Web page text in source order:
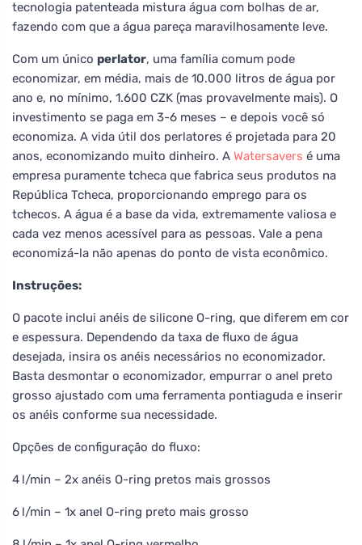
tecnologia patenteada mistura água com bolhas de ar,
fazendo com que a água pareça maravilhosamente leve.
Com um único perlator, uma família comum pode
economizar, em média, mais de 10.000 litros de água por
ano e, no mínimo, 1.600 CZK (mas provavelmente mais). O
investimento se paga em 3-6 meses – e depois você só
economiza. A vida útil dos perlatores é projetada para 20
anos, economizando muito dinheiro. A Watersavers é uma
empresa puramente tcheca que fabrica seus produtos na
República Tcheca, proporcionando emprego para os
tchecos. A água é a base da vida, extremamente valiosa e
cada vez menos acessível para as pessoas. Vale a pena
economizá-la não apenas do ponto de vista econômico.
Instruções:
O pacote inclui anéis de silicone O-ring, que diferem em cor
e espessura. Dependendo da taxa de fluxo de água
desejada, insira os anéis necessários no economizador.
Basta desmontar o economizador, empurrar o anel preto
grosso ajustado com uma ferramenta pontiaguda e inserir
os anéis conforme sua necessidade.
Opções de configuração do fluxo:
4 l/min – 2x anéis O-ring pretos mais grossos
6 l/min – 1x anel O-ring preto mais grosso